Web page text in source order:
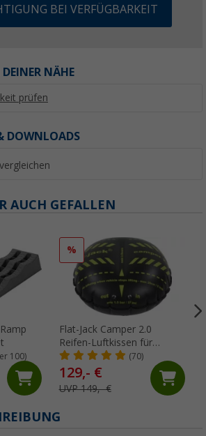
BEI VERFÜGBARKEIT
NÄHE
prüfen
DOWNLOADS
AUCH GEFALLEN
100)
%
Flat-Jack Camper 2.0
Reifen-Luftkissen für
Fahrzeuge bis 6 Tonnen &
bis 305 mm Reifenbreite
(70)
129,- €
UVP 149,- €